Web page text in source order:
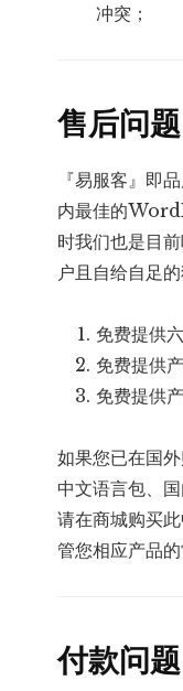
冲突；
售后问题
『易服客』即
内最佳的
时我们也是目
户且自给自足的
免费提供
免费提供
免费提供
如果您已在国
中文语言包、
请在商城购买
管您相应产品的
付款问题